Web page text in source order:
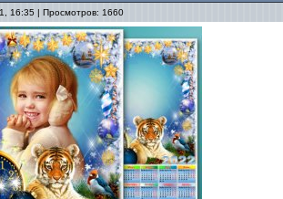
16:35 | Просмотров: 1660